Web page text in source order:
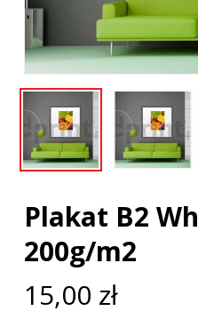
Plakat B2
200g/m2
15,00 zł